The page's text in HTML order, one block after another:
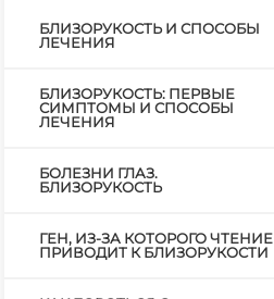
БЛИЗОРУКОСТЬ И СПОСОБЫ
ЛЕЧЕНИЯ
БЛИЗОРУКОСТЬ: ПЕРВЫЕ
СИМПТОМЫ И СПОСОБЫ
ЛЕЧЕНИЯ
БОЛЕЗНИ ГЛАЗ.
БЛИЗОРУКОСТЬ
ГЕН, ИЗ-ЗА КОТОРОГО ЧТЕНИЕ
ПРИВОДИТ К БЛИЗОРУКОСТИ